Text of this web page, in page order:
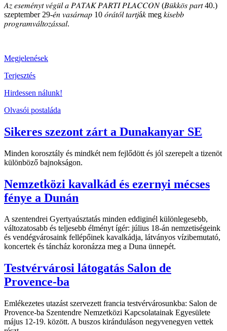
𝐴𝑧 𝑒𝑠𝑒𝑚𝑒́𝑛𝑦𝑡 𝑣𝑒́𝑔𝑢̈𝑙 𝑎 𝑃𝐴𝑇𝐴𝐾 𝑃𝐴𝑅𝑇𝐼 𝑃𝐿𝐴𝐶𝐶𝑂𝑁 (𝐵𝑢̈𝑘𝑘𝑜̈𝑠 𝑝𝑎𝑟𝑡 40.)
szeptember 29-𝑒́𝑛 𝑣𝑎𝑠𝑎́𝑟𝑛𝑎𝑝 10 𝑜́𝑟𝑎́𝑡𝑜́𝑙 𝑡𝑎𝑟𝑡𝑗á𝑘 meg 𝑘𝑖𝑠𝑒𝑏𝑏
𝑝𝑟𝑜𝑔𝑟𝑎𝑚𝑣𝑎́𝑙𝑡𝑜𝑧𝑎́𝑠𝑠𝑎𝑙.
Megjelenések
Terjesztés
Hirdessen nálunk!
Olvasói postaláda
Sikeres szezont zárt a Dunakanyar SE
Minden korosztály és mindkét nem fejlődött és jól szerepelt a tizenöt
különböző bajnokságon.
Nemzetközi kavalkád és ezernyi mécses
fénye a Dunán
A szentendrei Gyertyaúsztatás minden eddiginél különlegesebb,
változatosabb és teljesebb élményt ígér: július 18-án nemzetiségeink
és vendégvárosaink fellépőinek kavalkádja, látványos vízibemutató,
koncertek és táncház koronázza meg a Duna ünnepét.
Testvérvárosi látogatás Salon de
Provence-ba
Emlékezetes utazást szervezett francia testvérvárosunkba: Salon de
Provence-ba Szentendre Nemzetközi Kapcsolatainak Egyesülete
május 12-19. között. A buszos kiránduláson negyvenegyen vettek